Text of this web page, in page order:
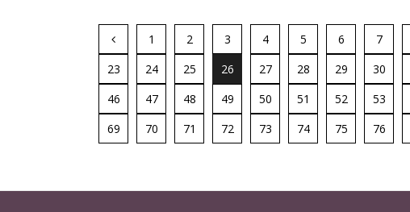
1 2 3 4 5 6 7
23
24 25 26 27 28 29 30
46
47 48 49 50 51 52 53
69
70 71 72 73 74 75 76